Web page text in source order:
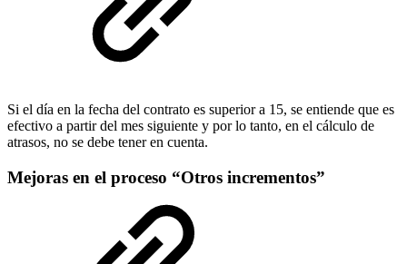
Si el día en la fecha del contrato es superior a 15, se entiende que es
efectivo a partir del mes siguiente y por lo tanto, en el cálculo de
atrasos, no se debe tener en cuenta.
Mejoras en el proceso “Otros incrementos”